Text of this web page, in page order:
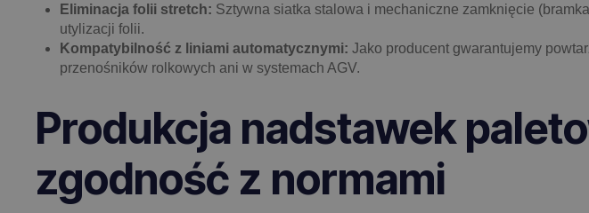
Eliminacja folii stretch: Sztywna siatka stalowa i mechaniczne zamknięcie
utylizacji folii.
Kompatybilność z liniami automatycznymi: Jako producent gwarantujemy
przenośników rolkowych ani w systemach AGV.
Produkcja nadstawek
zgodność z normami